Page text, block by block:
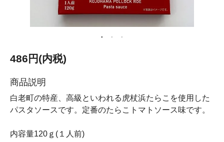
486円(内税)
商品説明
白老町の特産、高級といわれる虎杖浜たらこを使用した
パスタソースです。定番のたらこトマトソース味です。
内容量120ｇ(１人前)